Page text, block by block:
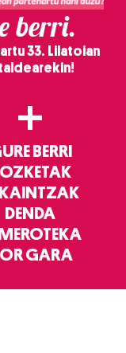
berri.
33. Lilatoian
+
BERRI
DENDA
GARA